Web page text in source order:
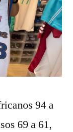
94 a
69 a 61,